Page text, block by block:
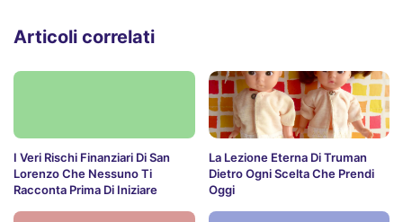
Articoli correlati
I Veri Rischi Finanziari Di San
Lorenzo Che Nessuno Ti
Racconta Prima Di Iniziare
La Lezione Eterna Di Truman
Dietro Ogni Scelta Che Prendi
Oggi